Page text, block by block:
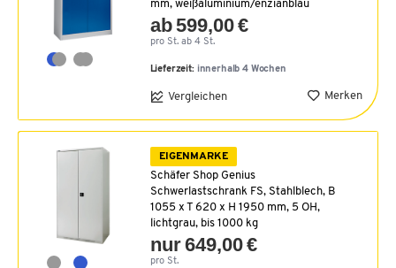
mm, weißaluminium/enzianblau
ab 599,00 €
pro St. ab 4 St.
Lieferzeit: innerhalb 4 Wochen
Vergleichen Merken
EIGENMARKE
Schäfer Shop Genius
Schwerlastschrank FS, Stahlblech, B
1055 x T 620 x H 1950 mm, 5 OH,
lichtgrau, bis 1000 kg
nur 649,00 €
pro St.